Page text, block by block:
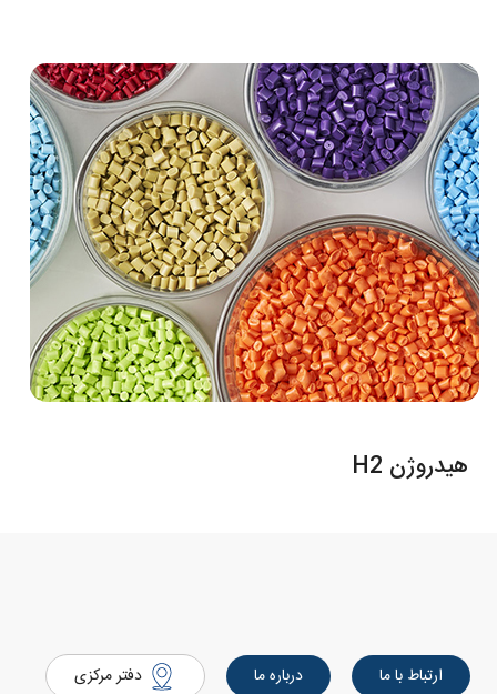
هیدروژن H2
ارتباط با ما درباره ما دفتر مرکزی